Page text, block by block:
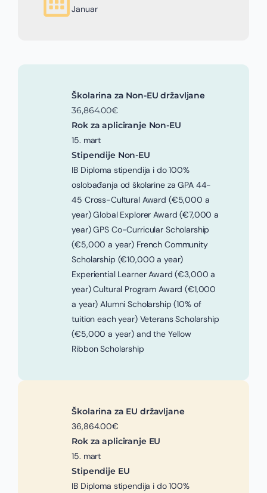
Januar
Školarina za Non-EU državljane
36,864.00€
Rok za apliciranje Non-EU
15. mart
Stipendije Non-EU
IB Diploma stipendija i do 100%
oslobađanja od školarine za GPA 44-
45 Cross-Cultural Award (€5,000 a
year) Global Explorer Award (€7,000 a
year) GPS Co-Curricular Scholarship
(€5,000 a year) French Community
Scholarship (€10,000 a year)
Experiential Learner Award (€3,000 a
year) Cultural Program Award (€1,000
a year) Alumni Scholarship (10% of
tuition each year) Veterans Scholarship
(€5,000 a year) and the Yellow
Ribbon Scholarship
Školarina za EU državljane
36,864.00€
Rok za apliciranje EU
15. mart
Stipendije EU
IB Diploma stipendija i do 100%